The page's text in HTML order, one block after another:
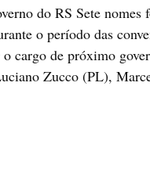
do RS Sete
o período das
o cargo de próximo
Zucco (PL),